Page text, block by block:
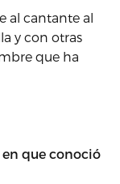
al cantante al
y con otras
que ha
en que conoció